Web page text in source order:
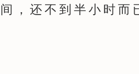
，还不到半小时而